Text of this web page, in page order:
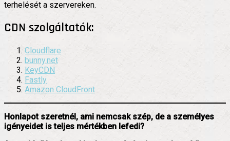
terhelését a szervereken.
CDN szolgáltatók:
Cloudflare
bunny.net
KeyCDN
Fastly
Amazon CloudFront
Honlapot szeretnél, ami nemcsak szép, de a személyes
igényeidet is teljes mértékben lefedi?